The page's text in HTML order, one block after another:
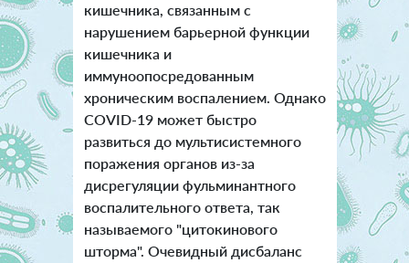
кишечника, связанным с
нарушением барьерной функции
кишечника и
иммуноопосредованным
хроническим воспалением. Однако
COVID-19 может быстро
развиться до мультисистемного
поражения органов из-за
дисрегуляции фульминантного
воспалительного ответа, так
называемого "цитокинового
шторма". Очевидный дисбаланс